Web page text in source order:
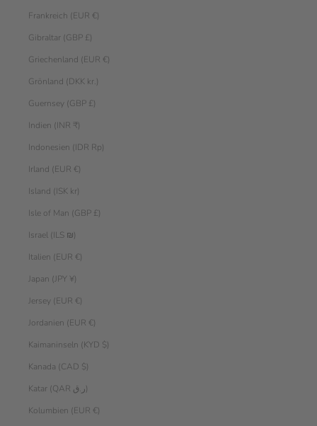
Frankreich (EUR €)
Gibraltar (GBP £)
Griechenland (EUR €)
Grönland (DKK kr.)
Guernsey (GBP £)
Indien (INR ₹)
Indonesien (IDR Rp)
Irland (EUR €)
Island (ISK kr)
Isle of Man (GBP £)
Israel (ILS ₪)
Italien (EUR €)
Japan (JPY ¥)
Jersey (EUR €)
Jordanien (EUR €)
Kaimaninseln (KYD $)
Kanada (CAD $)
Katar (QAR ر.ق)
Kolumbien (EUR €)